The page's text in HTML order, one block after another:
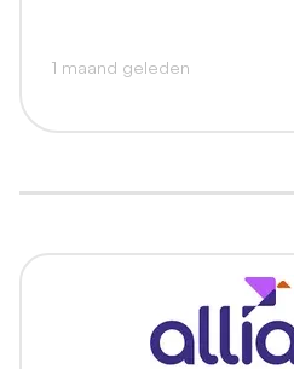
1 maand geleden